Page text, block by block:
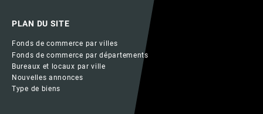
PLAN DU SITE
Fonds de commerce par villes
Fonds de commerce par départements
Bureaux et locaux par ville
Nouvelles annonces
Type de biens